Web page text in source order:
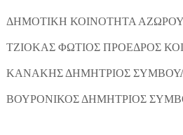
ΔΗΜΟΤΙΚΗ ΚΟΙΝΟΤΗΤΑ
ΤΖΙΟΚΑΣ ΦΩΤΙΟΣ ΠΡΟΕΔΡΟΣ
ΚΑΝΑΚΗΣ ΔΗΜΗΤΡΙΟΣ
ΒΟΥΡΟΝΙΚΟΣ ΔΗΜΗΤΡΙΟΣ